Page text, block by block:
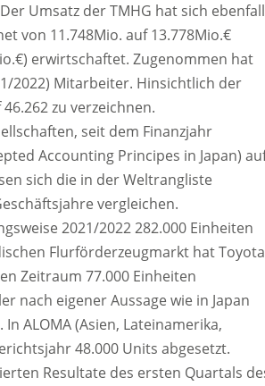
Umsatz der TMHG hat sich
von 11.748Mio. auf 13.778Mio.€
erwirtschaftet. Zugenommen hat
2022) Mitarbeiter. Hinsichtlich der
zu verzeichnen.
seit dem Finanzjahr
Accounting Principes in Japan)
sich die in der Weltrangliste
vergleichen.
2021/2022 282.000 Einheiten
Flurförderzeugmarkt hat Toyota
Zeitraum 77.000 Einheiten
nach eigener Aussage wie in Japan
ALOMA (Asien, Lateinamerika,
48.000 Units abgesetzt.
Resultate des ersten Quartals